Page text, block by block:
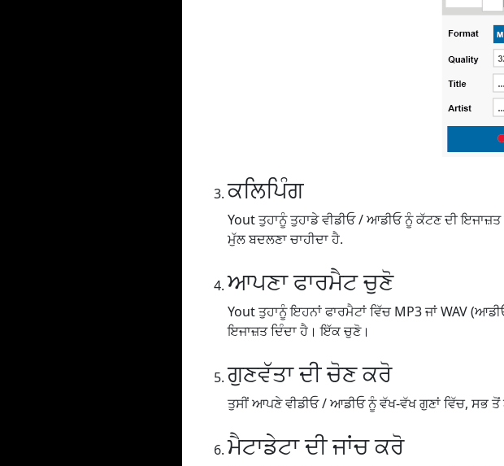
ਕਲਿਪਿੰਗ
Yout ਤੁਹਾਨੂੰ ਤੁਹਾਡੇ ਵੀਡੀਓ / ਆਡੀਓ ਨੂੰ ਕੱਟਣ ਦੀ ਇਜਾਜ਼ਤ
ਮੁੱਲ ਬਦਲਣਾ ਚਾਹੀਦਾ ਹੈ.
ਆਪਣਾ ਫਾਰਮੈਟ ਚੁਣੋ
Yout ਤੁਹਾਨੂੰ ਇਹਨਾਂ ਫਾਰਮੈਟਾਂ ਵਿੱਚ MP3 ਜਾਂ WAV
ਇਜਾਜ਼ਤ ਦਿੰਦਾ ਹੈ। ਇੱਕ ਚੁਣੋ।
ਗੁਣਵੱਤਾ ਦੀ ਚੋਣ ਕਰੋ
ਤੁਸੀਂ ਆਪਣੇ ਵੀਡੀਓ / ਆਡੀਓ ਨੂੰ ਵੱਖ-ਵੱਖ ਗੁਣਾਂ ਵਿੱਚ, ਸਭ
ਮੈਟਾਡੇਟਾ ਦੀ ਜਾਂਚ ਕਰੋ